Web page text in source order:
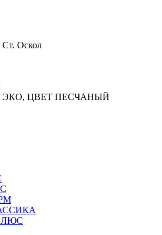
Ст. Оскол
ЦВЕТ ПЕСЧАНЫЙ